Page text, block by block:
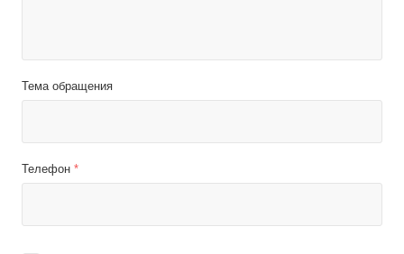
Тема обращения
Телефон *